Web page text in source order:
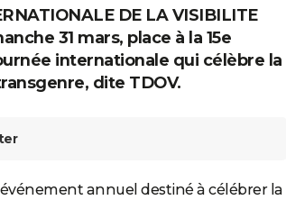
DE LA VISIBILITE
31 mars, place à la 15e
internationale qui célèbre la
dite TDOV.
annuel destiné à célébrer la